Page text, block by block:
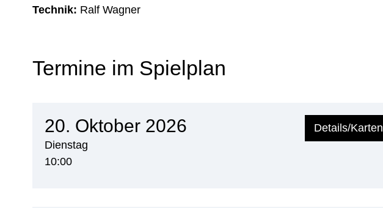
Technik: Ralf Wagner
Termine im Spielplan
20. Oktober 2026
Dienstag
10:00
Details/Karten